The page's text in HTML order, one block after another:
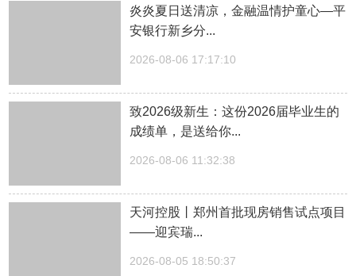
炎炎夏日送清凉，金融温情护童心—平
安银行新乡分...
2026-08-06 17:17:10
致2026级新生：这份2026届毕业生的
成绩单，是送给你...
2026-08-06 11:32:38
天河控股丨郑州首批现房销售试点项目
——迎宾瑞...
2026-08-05 18:50:37